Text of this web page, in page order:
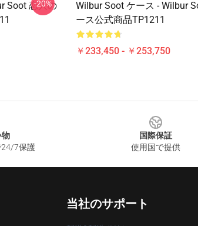
Soot 恋人の
-20%
Wilbur Soot ケース - Wilbur
ース公式商品TP1211
￥233,450 - ￥253,750
物
24/7保護
国際保証
使用国で提供
当社のサポート